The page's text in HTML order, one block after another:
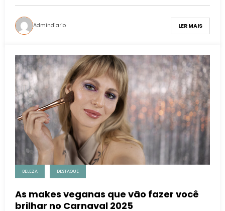
Admindiario LER MAIS
BELEZA DESTAQUE
As makes veganas que vão fazer você
brilhar no Carnaval 2025